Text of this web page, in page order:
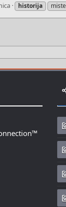
historija